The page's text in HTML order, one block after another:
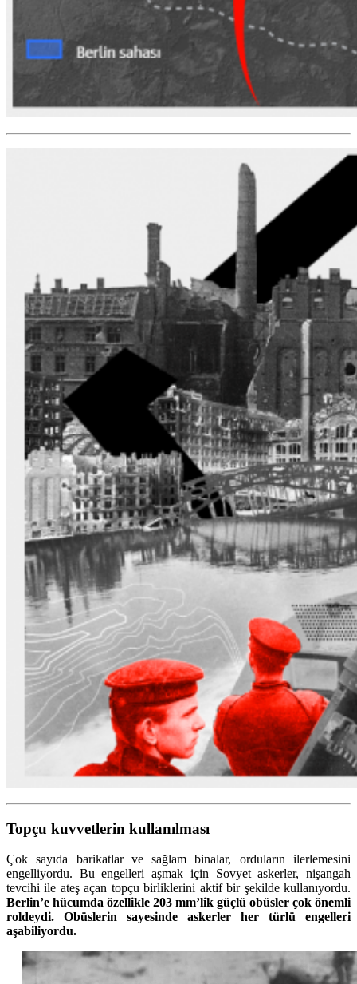
Topçu kuvvetlerin kullanılması
Çok sayıda barikatlar ve sağlam binalar, orduların ilerlemesini
engelliyordu. Bu engelleri aşmak için Sovyet askerler, nişangah
tevcihi ile ateş açan topçu birliklerini aktif bir şekilde kullanıyordu.
Berlin’e hücumda özellikle 203 mm’lik güçlü obüsler çok önemli
roldeydi. Obüslerin sayesinde askerler her türlü engelleri
aşabiliyordu.